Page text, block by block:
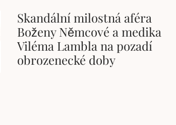
Skandální milostná aféra
Boženy Němcové a medika
Viléma Lambla na pozadí
obrozenecké doby